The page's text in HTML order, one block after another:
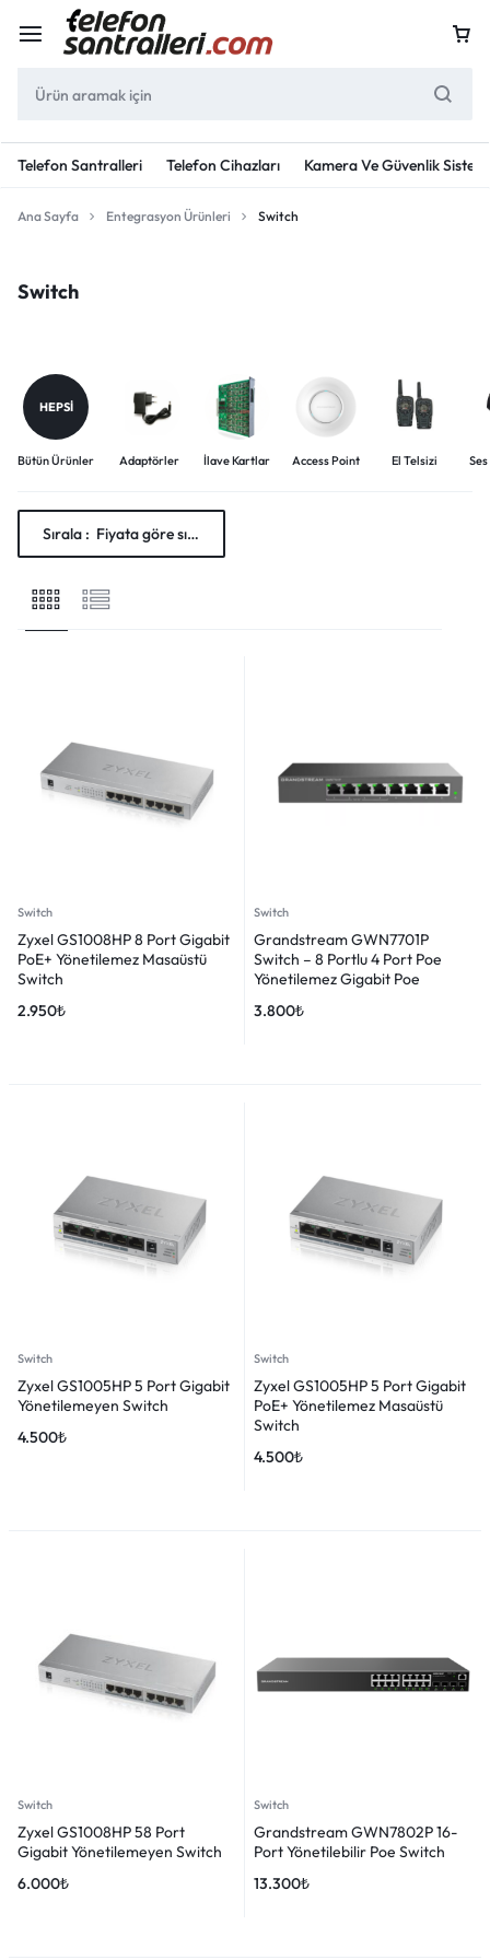
Telefon Santralleri Telefon Cihazları Kamera Ve Güvenlik
Ana Sayfa Entegrasyon Ürünleri Switch
Switch
HEPSI
Bütün Ürünler Adaptörler İlave Kartlar Access Point El Telsizi
Sırala : Fiyata göre sırala: Düşükten yükseğe
Switch
Zyxel GS1008HP 8 Port Gigabit
PoE+ Yönetilemez Masaüstü
Switch
2.950₺
Switch
Grandstream GWN7701P
Switch – 8 Portlu 4 Port Poe
Yönetilemez Gigabit Poe
3.800₺
Switch
Zyxel GS1005HP 5 Port Gigabit
Yönetilemeyen Switch
4.500₺
Switch
Zyxel GS1005HP 5 Port Gigabit
PoE+ Yönetilemez Masaüstü
Switch
4.500₺
Switch
Zyxel GS1008HP 58 Port
Gigabit Yönetilemeyen Switch
6.000₺
Switch
Grandstream GWN7802P 16-
Port Yönetilebilir Poe Switch
13.300₺